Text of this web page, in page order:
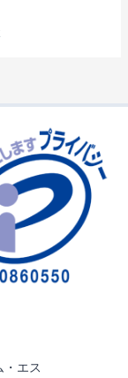
・エス